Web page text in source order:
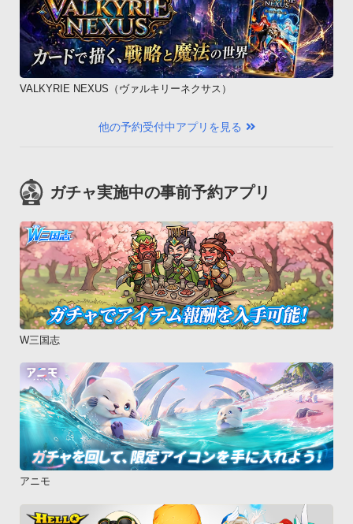
VALKYRIE NEXUS（ヴァルキリーネクサス）
他の予約受付中アプリを見る
ガチャ実施中の事前予約アプリ
W三国志
アニモ